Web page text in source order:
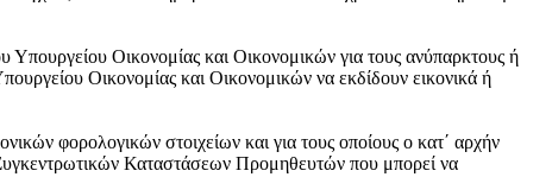
Οικονομίας και Οικονομικών για τους ανύπαρκτους ή
Οικονομίας και Οικονομικών να εκδίδουν εικονικά ή
φορολογικών στοιχείων και για τους οποίους ο κατ΄ αρχήν
Συγκεντρωτικών Καταστάσεων Προμηθευτών που μπορεί να